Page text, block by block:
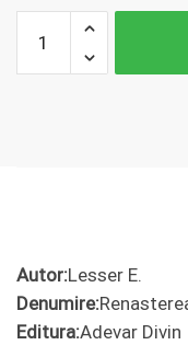
Lesser E.
Renasterea
Autor:Lesser E.
Denumire:
Editura:Adevar Divin